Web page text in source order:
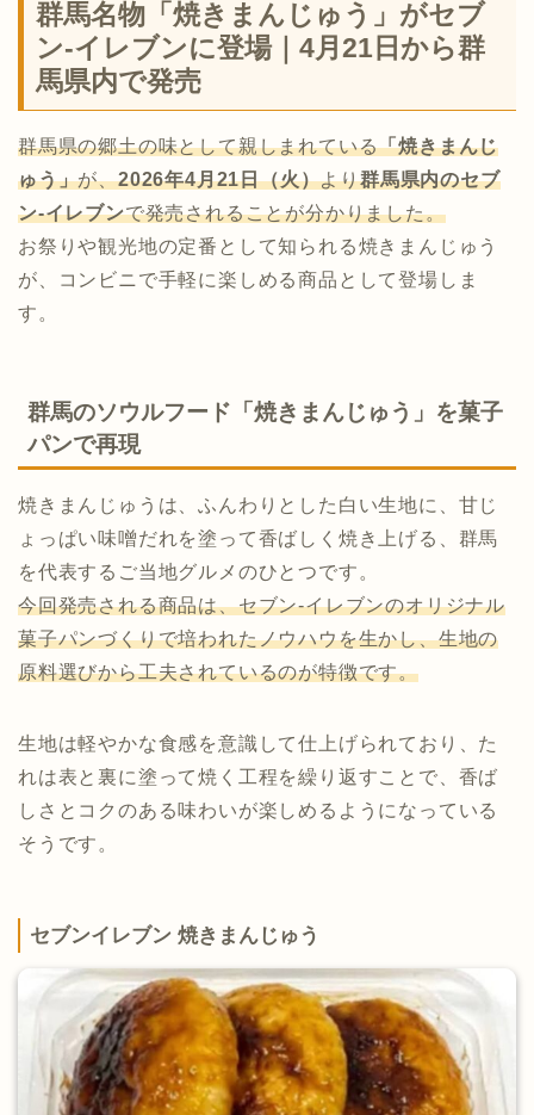
群馬名物「焼きまんじゅう」がセブ
ン-イレブンに登場｜4月21日から群
馬県内で発売
群馬県の郷土の味として親しまれている「焼きまんじ
ゅう」が、2026年4月21日（火）より群馬県内のセブ
ン-イレブンで発売されることが分かりました。
お祭りや観光地の定番として知られる焼きまんじゅう
が、コンビニで手軽に楽しめる商品として登場しま
す。
群馬のソウルフード「焼きまんじゅう」を菓子
パンで再現
焼きまんじゅうは、ふんわりとした白い生地に、甘じ
ょっぱい味噌だれを塗って香ばしく焼き上げる、群馬
を代表するご当地グルメのひとつです。
今回発売される商品は、セブン-イレブンのオリジナル
菓子パンづくりで培われたノウハウを生かし、生地の
原料選びから工夫されているのが特徴です。
生地は軽やかな食感を意識して仕上げられており、た
れは表と裏に塗って焼く工程を繰り返すことで、香ば
しさとコクのある味わいが楽しめるようになっている
そうです。
セブンイレブン 焼きまんじゅう